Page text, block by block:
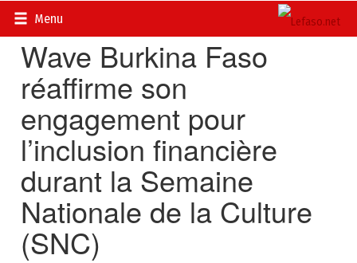
Menu
Accueil>
Wave Burkina Faso
réaffirme son
engagement pour
l’inclusion financière
durant la Semaine
Nationale de la Culture
(SNC)